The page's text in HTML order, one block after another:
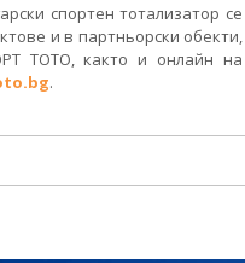
спортен тотализатор се
и в партньорски обекти,
ТОТО, както и онлайн на
.